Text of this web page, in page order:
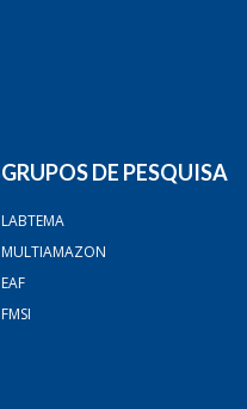
GRUPOS DE PESQUISA
LABTEMA
MULTIAMAZON
EAF
FMSI